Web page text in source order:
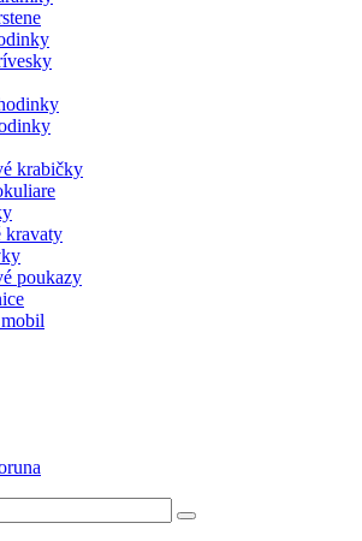
krabičky
kravaty
poukazy